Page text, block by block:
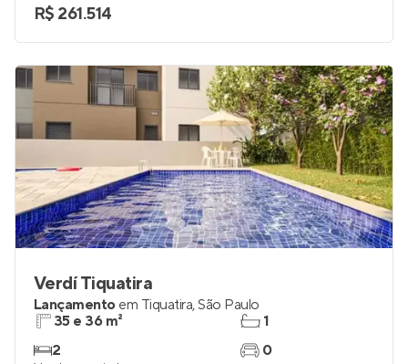
R$ 261.514
Verdí Tiquatira
Lançamento em Tiquatira,São Paulo
35 e 36 m²
2
1
0